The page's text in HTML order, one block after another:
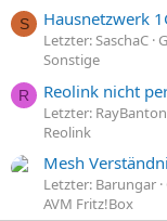
S Hausnetzwerk
Letzter: SaschaC
Sonstige
R Reolink nicht
Letzter: RayBanton
Reolink
Mesh
Letzter: Barungar
AVM Fritz!Box